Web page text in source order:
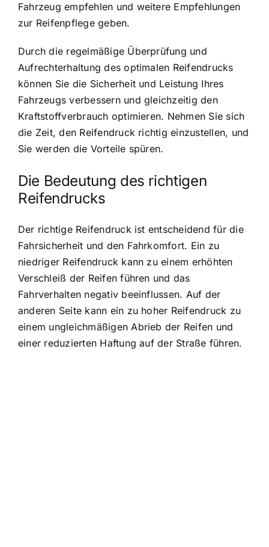
Fahrzeug empfehlen und weitere Empfehlungen
zur Reifenpflege geben.
Durch die regelmäßige Überprüfung und
Aufrechterhaltung des optimalen Reifendrucks
können Sie die Sicherheit und Leistung Ihres
Fahrzeugs verbessern und gleichzeitig den
Kraftstoffverbrauch optimieren. Nehmen Sie sich
die Zeit, den Reifendruck richtig einzustellen, und
Sie werden die Vorteile spüren.
Die Bedeutung des richtigen
Reifendrucks
Der richtige Reifendruck ist entscheidend für die
Fahrsicherheit und den Fahrkomfort. Ein zu
niedriger Reifendruck kann zu einem erhöhten
Verschleiß der Reifen führen und das
Fahrverhalten negativ beeinflussen. Auf der
anderen Seite kann ein zu hoher Reifendruck zu
einem ungleichmäßigen Abrieb der Reifen und
einer reduzierten Haftung auf der Straße führen.